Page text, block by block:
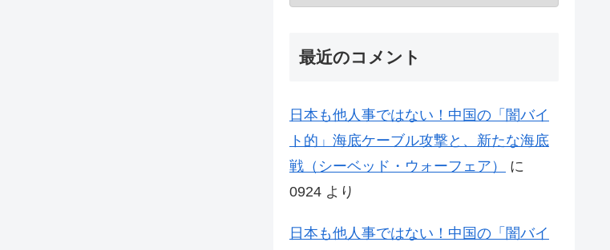
最近のコメント
日本も他人事ではない！中国の「闇バイ
ト的」海底ケーブル攻撃と、新たな海底
戦（シーベッド・ウォーフェア）
に
0924 より
日本も他人事ではない！中国の「闇バイ